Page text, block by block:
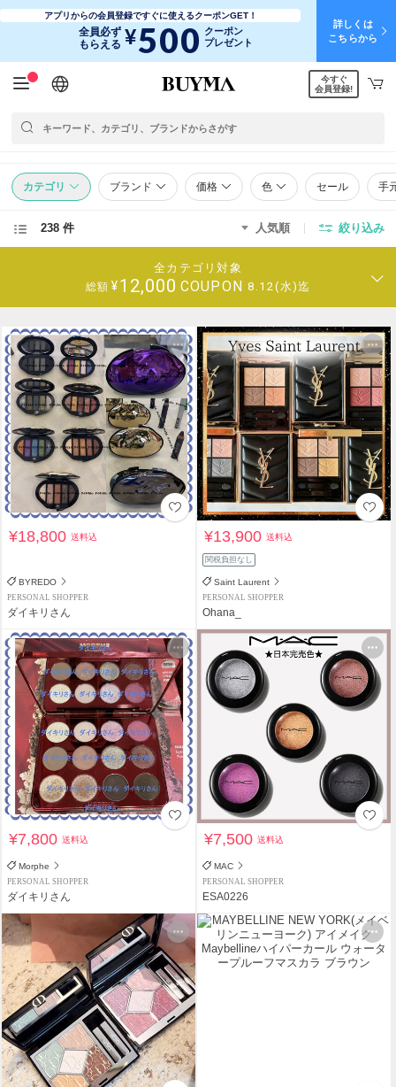
アプリからの会員登録ですぐに使えるクーポンGET！
全員必ず
もらえる ¥500 クーポン
プレゼント
詳しくは
こちらから
日本語
English
简体中文
繁體中文
今すぐ
会員登録!
カテゴリ ブランド 価格 色 セール 手
238 件 人気順 絞り込み
全カテゴリ対象
総額 ¥12,000 COUPON 8.12(水)迄
¥18,800送料込
BYREDO
PERSONAL SHOPPER
ダイキリさん
¥13,900送料込
関税負担なし
Saint Laurent
PERSONAL SHOPPER
Ohana_
¥7,800送料込
Morphe
PERSONAL SHOPPER
ダイキリさん
¥7,500送料込
MAC
PERSONAL SHOPPER
ESA0226